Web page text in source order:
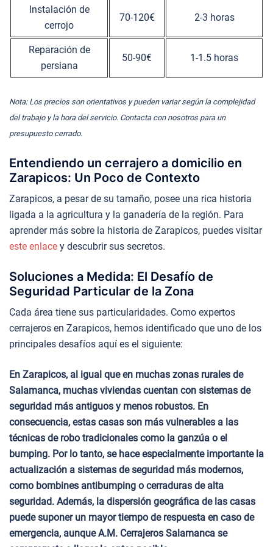
Instalación de
cerrojo
70-120€ 2-3 horas
Reparación de
persiana
50-90€ 1-1.5 horas
Nota: Los precios son orientativos y pueden variar según la complejidad
del trabajo y la hora del servicio. Contacta con nosotros para un
presupuesto cerrado.
Entendiendo un cerrajero a domicilio en
Zarapicos: Un Poco de Contexto
Zarapicos, a pesar de su tamaño, posee una rica historia
ligada a la agricultura y la ganadería de la región. Para
aprender más sobre la historia de Zarapicos, puedes visitar
este enlace y descubrir sus secretos.
Soluciones a Medida: El Desafío de
Seguridad Particular de la Zona
Cada área tiene sus particularidades. Como expertos
cerrajeros en Zarapicos, hemos identificado que uno de los
principales desafíos aquí es el siguiente:
En Zarapicos, al igual que en muchas zonas rurales de
Salamanca, muchas viviendas cuentan con sistemas de
seguridad más antiguos y menos robustos. En
consecuencia, estas casas son más vulnerables a las
técnicas de robo tradicionales como la ganzúa o el
bumping. Por lo tanto, se hace especialmente importante la
actualización a sistemas de seguridad más modernos,
como bombines antibumping o cerraduras de alta
seguridad. Además, la dispersión geográfica de las casas
puede suponer un mayor tiempo de respuesta en caso de
emergencia, aunque A.M. Cerrajeros Salamanca se